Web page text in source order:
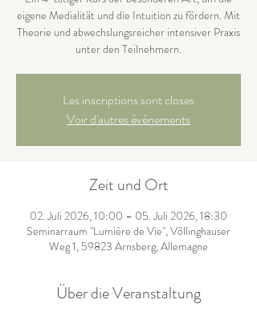
eigene Medialität und die Intuition zu fördern. Mit
Theorie und abwechslungsreicher intensiver Praxis
unter den Teilnehmern.
Les inscriptions sont closes
Voir d'autres événements
Zeit und Ort
02. Juli 2026, 10:00 – 05. Juli 2026, 18:30
Seminarraum "Lumière de Vie", Völlinghauser
Weg 1, 59823 Arnsberg, Allemagne
Über die Veranstaltung